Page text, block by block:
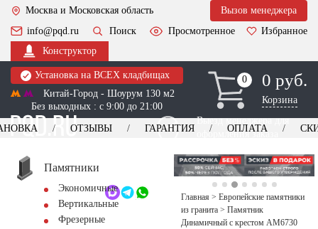
Москва и Московская область
Вызов менеджера
info@pqd.ru
Поиск Просмотренное
Избранное
Конструктор
Установка на ВСЕХ кладбищах
Китай-Город - Шоурум 130 м2
Без выходных : с 9:00 до 21:00
0
0 0 руб.
Корзина
Выезд менеджера для
оформления заказа
+7 (495) 518-44-23
Обратный звонок
ОТЗЫВЫ ГАРАНТИЯ ОПЛАТА
Памятники
Экономичные
Вертикальные
Фрезерные
Главная > Европейские памятники
из гранита > Памятник
Динамичный с крестом AM6730